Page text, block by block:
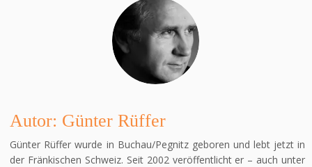
Autor: Günter Rüffer
Günter Rüffer wurde in Buchau/Pegnitz geboren und lebt jetzt in
der Fränkischen Schweiz. Seit 2002 veröffentlicht er – auch unter